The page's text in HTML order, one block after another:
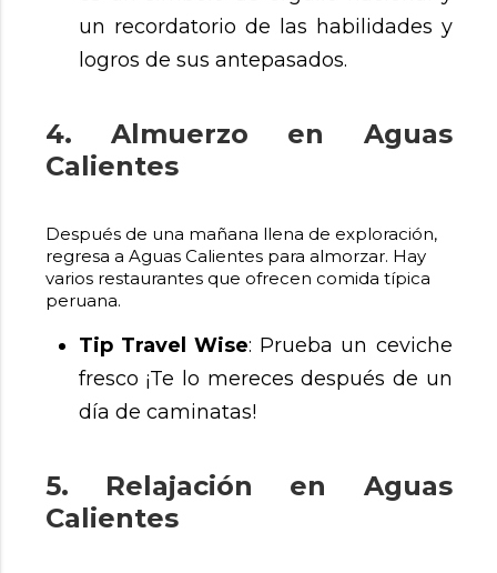
un recordatorio de las habilidades y
logros de sus antepasados.
4. Almuerzo en Aguas
Calientes
Después de una mañana llena de exploración,
regresa a Aguas Calientes para almorzar. Hay
varios restaurantes que ofrecen comida típica
peruana.
Tip Travel Wise: Prueba un ceviche
fresco ¡Te lo mereces después de un
día de caminatas!
5. Relajación en Aguas
Calientes